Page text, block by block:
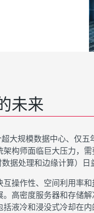
未来
大规模数据中心、仅
构师面临巨大压力，
据处理和边缘计算）日
操作性、空间利用率和
高密度服务器和存储
液冷和浸没式冷却在内